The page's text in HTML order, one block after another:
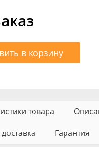
в корзину
товара
Гарантия